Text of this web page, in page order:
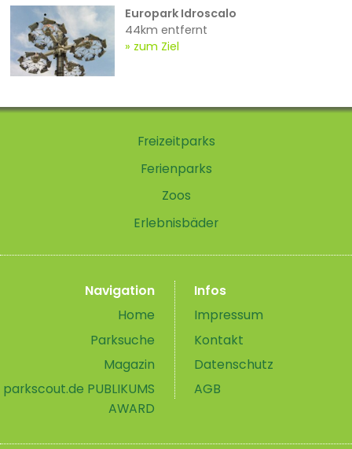
Europark Idroscalo
44km entfernt
zum Ziel
Freizeitparks
Ferienparks
Zoos
Erlebnisbäder
Navigation
Home
Parksuche
Magazin
parkscout.de PUBLIKUMS
AWARD
Infos
Impressum
Kontakt
Datenschutz
AGB